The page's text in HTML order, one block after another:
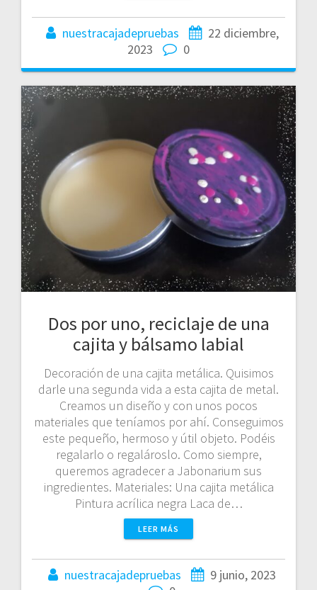
nuestracajadepruebas
22 diciembre,
2023
0
Dos por uno, reciclaje de una
cajita y bálsamo labial
Decoración de una cajita metálica. Quisimos
darle una segunda vida a esta cajita de metal.
Creamos un diseño y con unos pocos
materiales que teníamos por ahí. Conseguimos
este pequeño, hermoso y útil objeto. Podéis
regalarlo o regalároslo. Como siempre,
queremos agradecer a Jabonarium sus
ingredientes. Materiales: Una cajita metálica
Pintura acrílica negra Laca de…
LEER MÁS
nuestracajadepruebas
9 junio, 2023